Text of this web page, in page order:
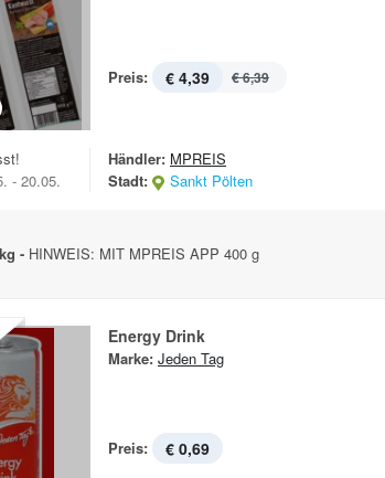
Preis: € 4,39 € 6,39
- 20.05.
Händler: MPREIS
Stadt:
Sankt Pölten
- HINWEIS: MIT MPREIS APP 400 g
Energy Drink
Marke: Jeden Tag
Preis: € 0,69